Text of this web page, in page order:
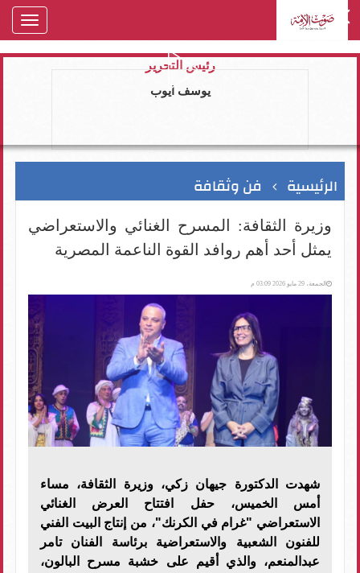
رئيس التحرير
يوسف ايوب
الرئيسية فن وثقافة
وزيرة الثقافة: المسرح الغنائي والاستعراضي
يمثل أحد أهم روافد القوة الناعمة المصرية
الجمعة، 29 مايو 2026 03:09 م
شهدت الدكتورة جيهان زكي، وزيرة الثقافة، مساء
أمس الخميس، حفل افتتاح العرض الغنائي
الاستعراضي "غرام في الكرنك"، من إنتاج البيت الفني
للفنون الشعبية والاستعراضية برئاسة الفنان تامر
عبدالمنعم، والذي أقيم على خشبة مسرح البالون،